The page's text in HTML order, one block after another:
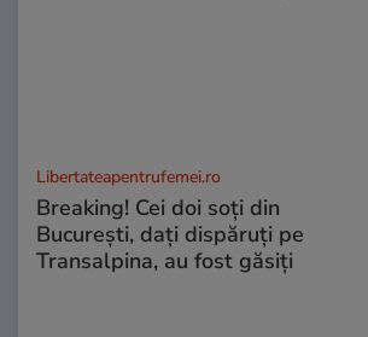
Libertateapentrufemei.ro
Breaking! Cei doi soți din
București, dați dispăruți pe
Transalpina, au fost găsiți